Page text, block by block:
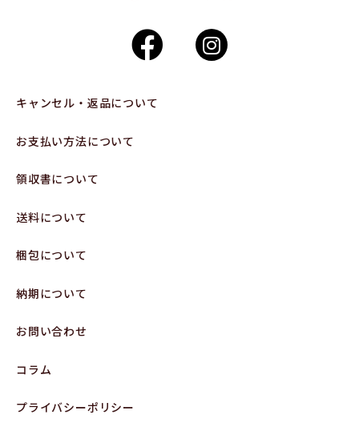
キャンセル・返品について
お支払い方法について
領収書について
送料について
梱包について
納期について
お問い合わせ
コラム
プライバシーポリシー